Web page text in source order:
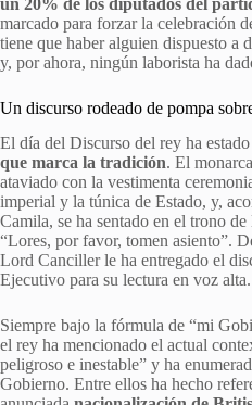
marcado para forzar la celebración
tiene que haber alguien dispuesto a
y, por ahora, ningún laborista ha
Un discurso rodeado de pompa
El día del Discurso del rey ha estado
que marca la tradición. El
ataviado con la vestimenta
imperial y la túnica de Estado, y,
Camila, se ha sentado en el trono
“Lores, por favor, tomen asiento”.
Lord Canciller le ha entregado el
Ejecutivo para su lectura en voz alta.
Siempre bajo la fórmula de “mi
el rey ha mencionado el actual
peligroso e inestable” y ha
Gobierno. Entre ellos ha hecho